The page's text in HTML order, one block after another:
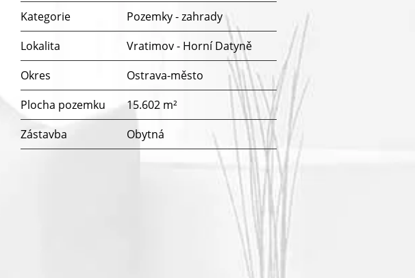
Kategorie
Pozemky - zahrady
Lokalita
Vratimov - Horní Datyně
Okres
Ostrava-město
Plocha pozemku
15.602 m²
Zástavba
Obytná